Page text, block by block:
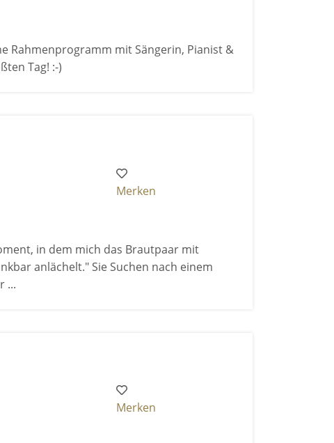
Rahmenprogramm mit Sängerin, Pianist &
Tag! :-)
Merken
in dem mich das Brautpaar mit
anlächelt." Sie Suchen nach einem
...
Merken